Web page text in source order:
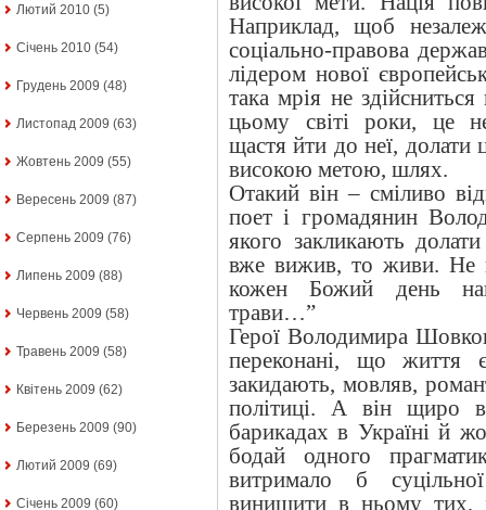
Лютий 2010 (5)
Січень 2010 (54)
Грудень 2009 (48)
Листопад 2009 (63)
Жовтень 2009 (55)
Вересень 2009 (87)
Серпень 2009 (76)
Липень 2009 (88)
Червень 2009 (58)
Травень 2009 (58)
Квітень 2009 (62)
Березень 2009 (90)
Лютий 2009 (69)
Січень 2009 (60)
Наприклад, щоб
соціально-правова
лідером нової
така мрія не
цьому світі роки, це
щастя йти до неї, долати
високою метою, шлях.
Отакий він – сміливо
поет і громадянин
якого закликають
вже вижив, то живи. Не
кожен Божий день
трави…”
Герої Володимира
переконані, що
закидають, мовляв,
політиці. А він щиро
барикадах в Україні й
бодай одного
витримало б
винищити в ньому тих,